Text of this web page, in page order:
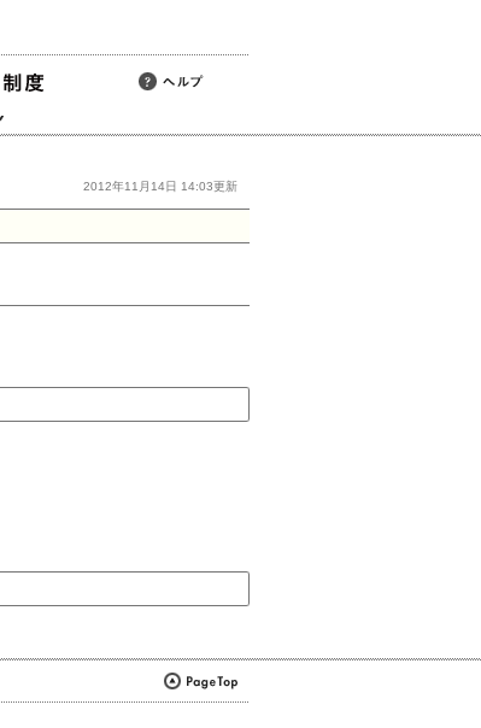
2012年11月14日 14:03更新